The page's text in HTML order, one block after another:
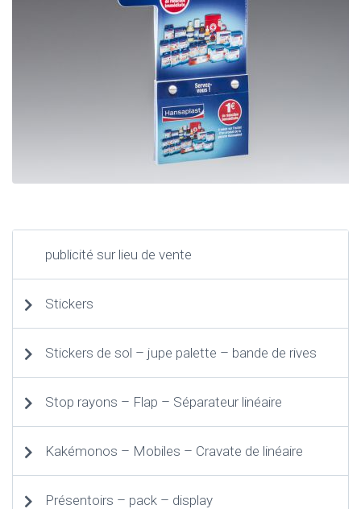
publicité sur lieu de vente
Stickers
Stickers de sol – jupe palette – bande de rives
Stop rayons – Flap – Séparateur linéaire
Kakémonos – Mobiles – Cravate de linéaire
Présentoirs – pack – display